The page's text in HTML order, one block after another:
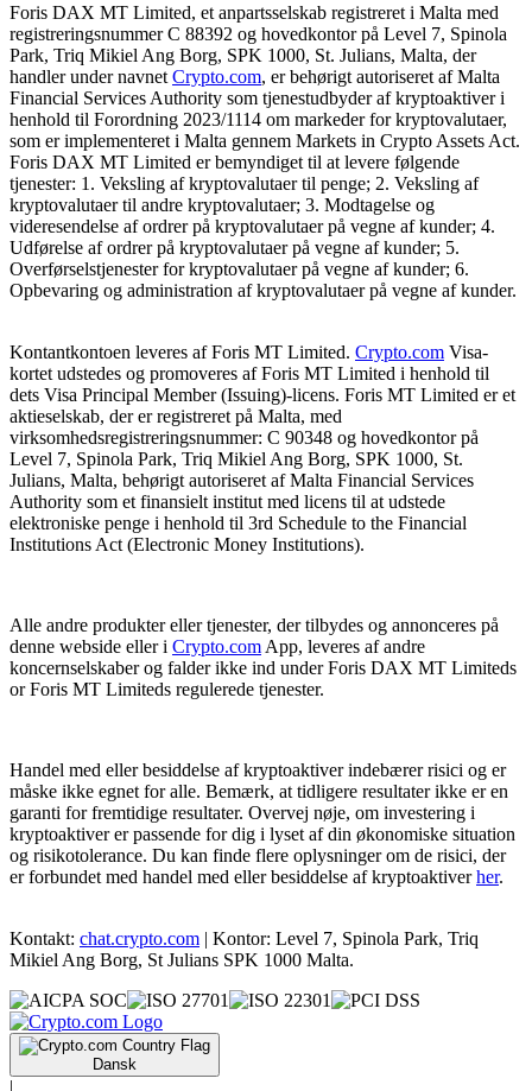
Foris DAX MT Limited, et anpartsselskab registreret i Malta med
registreringsnummer C 88392 og hovedkontor på Level 7, Spinola
Park, Triq Mikiel Ang Borg, SPK 1000, St. Julians, Malta, der
handler under navnet Crypto.com, er behørigt autoriseret af Malta
Financial Services Authority som tjenestudbyder af kryptoaktiver i
henhold til Forordning 2023/1114 om markeder for kryptovalutaer,
som er implementeret i Malta gennem Markets in Crypto Assets Act.
Foris DAX MT Limited er bemyndiget til at levere følgende
tjenester: 1. Veksling af kryptovalutaer til penge; 2. Veksling af
kryptovalutaer til andre kryptovalutaer; 3. Modtagelse og
videresendelse af ordrer på kryptovalutaer på vegne af kunder; 4.
Udførelse af ordrer på kryptovalutaer på vegne af kunder; 5.
Overførselstjenester for kryptovalutaer på vegne af kunder; 6.
Opbevaring og administration af kryptovalutaer på vegne af kunder.
Kontantkontoen leveres af Foris MT Limited. Crypto.com Visa-
kortet udstedes og promoveres af Foris MT Limited i henhold til
dets Visa Principal Member (Issuing)-licens. Foris MT Limited er et
aktieselskab, der er registreret på Malta, med
virksomhedsregistreringsnummer: C 90348 og hovedkontor på
Level 7, Spinola Park, Triq Mikiel Ang Borg, SPK 1000, St.
Julians, Malta, behørigt autoriseret af Malta Financial Services
Authority som et finansielt institut med licens til at udstede
elektroniske penge i henhold til 3rd Schedule to the Financial
Institutions Act (Electronic Money Institutions).
Alle andre produkter eller tjenester, der tilbydes og annonceres på
denne webside eller i Crypto.com App, leveres af andre
koncernselskaber og falder ikke ind under Foris DAX MT Limiteds
or Foris MT Limiteds regulerede tjenester.
Handel med eller besiddelse af kryptoaktiver indebærer risici og er
måske ikke egnet for alle. Bemærk, at tidligere resultater ikke er en
garanti for fremtidige resultater. Overvej nøje, om investering i
kryptoaktiver er passende for dig i lyset af din økonomiske situation
og risikotolerance. Du kan finde flere oplysninger om de risici, der
er forbundet med handel med eller besiddelse af kryptoaktiverher.
Kontakt: chat.crypto.com | Kontor: Level 7, Spinola Park, Triq
Mikiel Ang Borg, St Julians SPK 1000 Malta.
Dansk
|